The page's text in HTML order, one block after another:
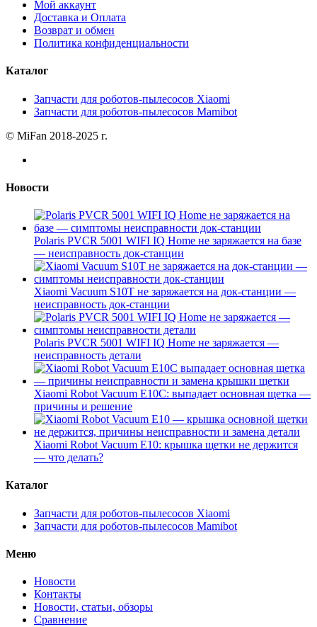
Мой аккаунт
Доставка и Оплата
Возврат и обмен
Политика конфиденциальности
Каталог
Запчасти для роботов-пылесосов Xiaomi
Запчасти для роботов-пылесосов Mamibot
© MiFan 2018-2025 г.
Новости
Polaris PVCR 5001 WIFI IQ Home не заряжается на базе
— неисправность док-станции
Xiaomi Vacuum S10T не заряжается на док-станции —
неисправность док-станции
Polaris PVCR 5001 WIFI IQ Home не заряжается —
неисправность детали
Xiaomi Robot Vacuum E10C: выпадает основная щетка —
причины и решение
Xiaomi Robot Vacuum E10: крышка щетки не держится
— что делать?
Каталог
Запчасти для роботов-пылесосов Xiaomi
Запчасти для роботов-пылесосов Mamibot
Меню
Новости
Контакты
Новости, статьи, обзоры
Сравнение